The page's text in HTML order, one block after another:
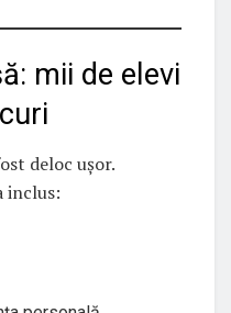
mii de elevi
deloc ușor.
inclus: